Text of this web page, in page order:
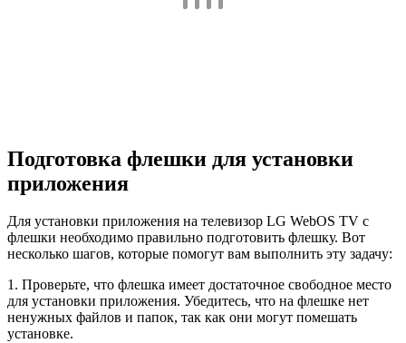
Подготовка флешки для установки
приложения
Для установки приложения на телевизор LG WebOS TV с
флешки необходимо правильно подготовить флешку. Вот
несколько шагов, которые помогут вам выполнить эту задачу:
1. Проверьте, что флешка имеет достаточное свободное место
для установки приложения. Убедитесь, что на флешке нет
ненужных файлов и папок, так как они могут помешать
установке.